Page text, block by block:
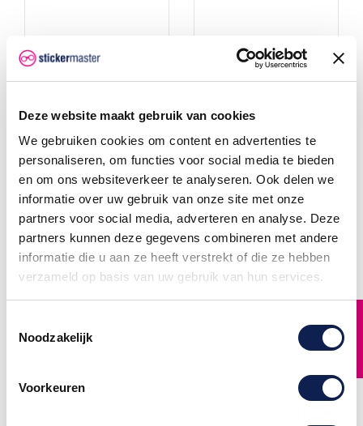
Deze website maakt gebruik van cookies
We gebruiken cookies om content en advertenties te
personaliseren, om functies voor social media te bieden
en om ons websiteverkeer te analyseren. Ook delen we
informatie over uw gebruik van onze site met onze
partners voor social media, adverteren en analyse. Deze
partners kunnen deze gegevens combineren met andere
informatie die u aan ze heeft verstrekt of die ze hebben
verzameld op basis van uw gebruik van hun services.
Noodzakelijk
Voorkeuren
Leidingmarkering
Blusmiddelen
Optimaliseer de veiligheid
op Stickermaster.nl!
je risico's en vergroot je de
bewustwording op de
sticker | Blusmiddelen |
Blusschuim
jouw locatie met onze
Specifiek ontworpen voor
minimaliseer je risico's en